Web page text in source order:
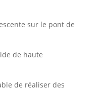
sur le pont de
de haute
de réaliser des